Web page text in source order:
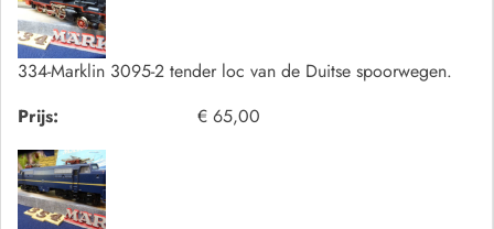
334-Marklin 3095-2 tender loc van de Duitse spoorwegen.
Prijs:
€ 65,00